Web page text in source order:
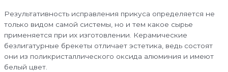
Результативность исправления прикуса определяется не
только видом самой системы, но и тем какое сырье
применяется при их изготовлении. Керамические
безлигатурные брекеты отличает эстетика, ведь состоят
они из поликристаллического оксида алюминия и имеют
белый цвет.